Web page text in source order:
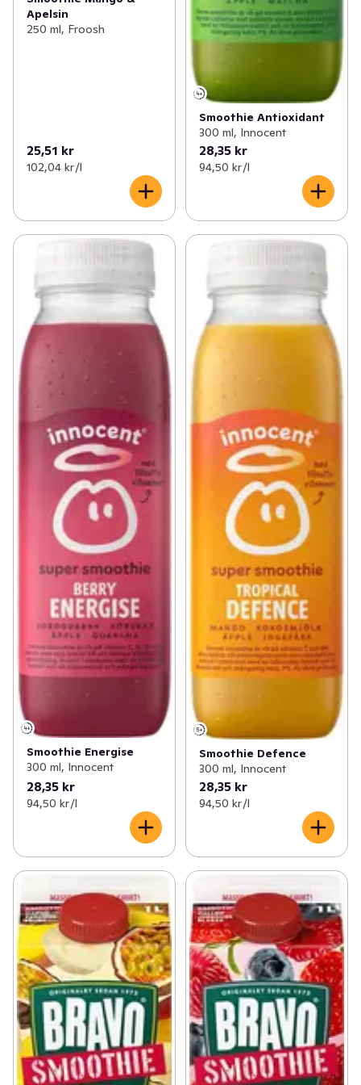
Apelsin
250 ml, Froosh
25,51 kr
102,04 kr /l
Smoothie Antioxidant
300 ml, Innocent
28,35 kr
94,50 kr /l
Smoothie Energise
300 ml, Innocent
28,35 kr
94,50 kr /l
Smoothie Defence
300 ml, Innocent
28,35 kr
94,50 kr /l